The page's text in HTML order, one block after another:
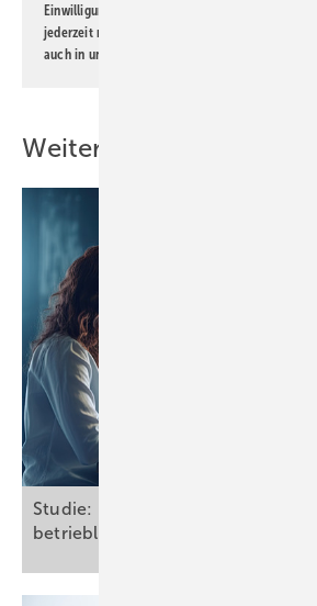
Einwilligung kann ich jederzeit widerrufen und
jederzeit möglich. Informationen zum Umgang
auch in unserer
Weitere Inhalte
Studie: Kein Einsatz von KI und
betriebliche